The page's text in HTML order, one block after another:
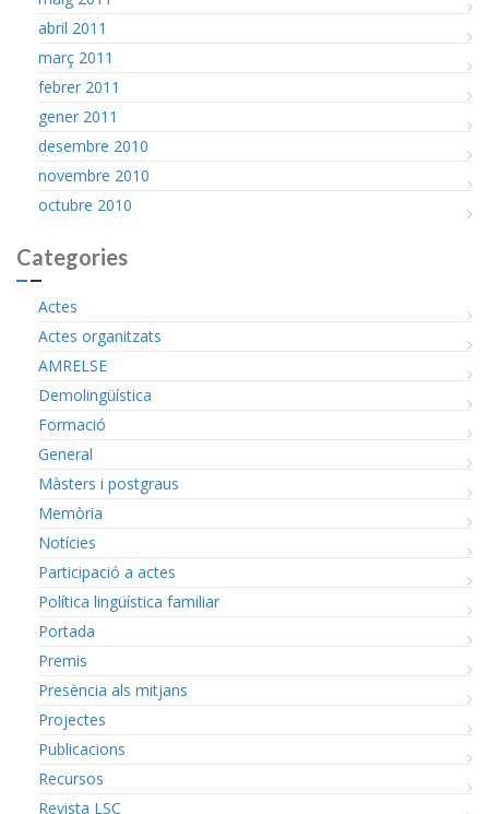
abril 2011
març 2011
febrer 2011
gener 2011
desembre 2010
novembre 2010
octubre 2010
Categories
Actes
Actes organitzats
AMRELSE
Demolingüística
Formació
General
Màsters i postgraus
Memòria
Notícies
Participació a actes
Política lingüística familiar
Portada
Premis
Presència als mitjans
Projectes
Publicacions
Recursos
Revista LSC